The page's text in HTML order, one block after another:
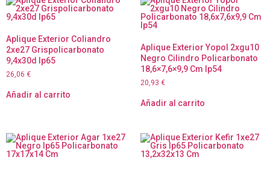
Aplique Exterior Coliandro
2xe27 Grispolicarbonato
9,4x30d Ip65
26,06 €
Añadir al carrito
Aplique Exterior Yopol 2xgu10
Negro Cilindro Policarbonato
18,6×7,6×9,9 Cm Ip54
20,93 €
Añadir al carrito